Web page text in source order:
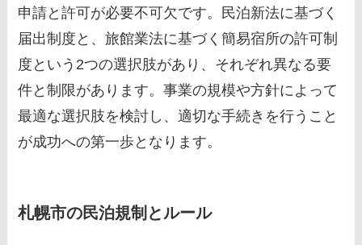
申請と許可が必要不可欠です。民泊新法に基づく
届出制度と、旅館業法に基づく簡易宿所の許可制
度という2つの選択肢があり、それぞれ異なる要
件と制限があります。事業の規模や方針によって
最適な選択肢を検討し、適切な手続きを行うこと
が成功への第一歩となります。
札幌市の民泊規制とルール